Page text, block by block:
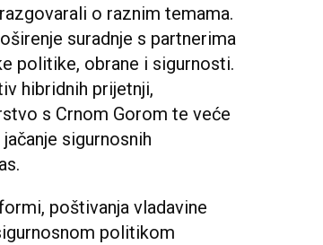
o raznim temama.
suradnje s partnerima
politike, obrane i sigurnosti.
hibridnih prijetnji,
s Crnom Gorom te veće
sigurnosnih
poštivanja vladavine
politikom